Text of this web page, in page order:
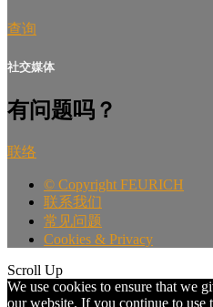
查询
社交媒体
有问题吗？
联络
© Copyright FEURICH
联系我们
常见问题
Cookies & Privacy
Scroll Up
We use cookies to ensure that we
our website. If you continue to use